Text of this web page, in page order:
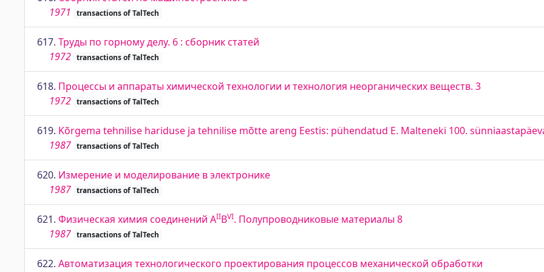
1971
transactions of TalTech
617. Труды по горному делу. 6 : сборник статей
1972 transactions of TalTech
618. Процессы и аппараты химической технологии и технология неорганических веществ. 3
1972 transactions of TalTech
619. Kõrgema tehnilise hariduse ja tehnilise mõtte areng Eestis: pühendatud E. Malteneki 100.
1987 transactions of TalTech
620. Измерение и моделирование в электронике
1987 transactions of TalTech
621. Физическая химия соединений АIIBVI. Полупроводниковые материалы 8
1987 transactions of TalTech
622. Автоматизация технологического проектирования процессов механической обработки